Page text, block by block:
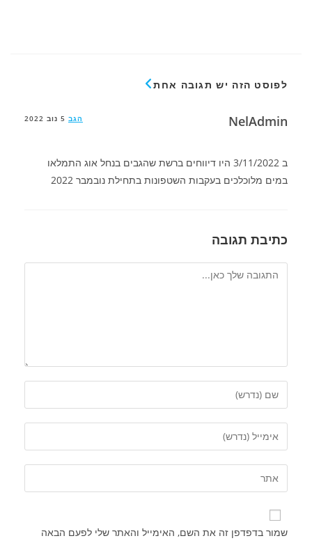
לפוסט הזה יש תגובה אחת
NelAdmin הגב 5 נוב 2022
ב 3/11/2022 היו דיווחים ברשת שהגבים בנחל אוג התמלאו
במים מלוכלכים בעקבות השטפונות בתחילת נובמבר 2022
כתיבת תגובה
שמור בדפדפן זה את השם, האימייל והאתר שלי לפעם הבאה